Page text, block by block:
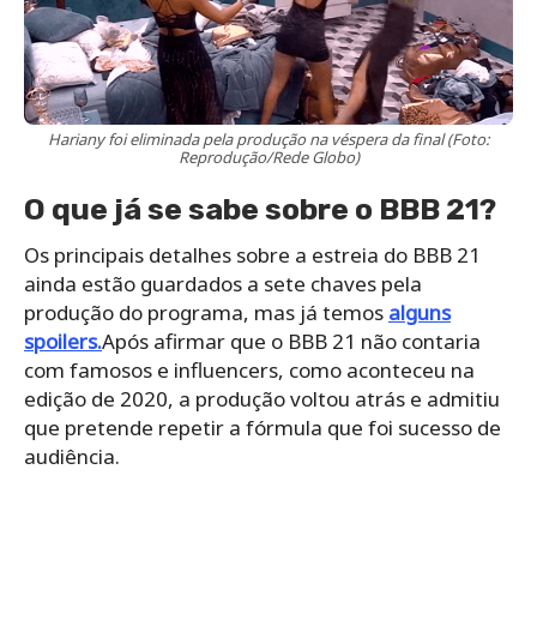
Hariany foi eliminada pela produção na véspera da final (Foto:
Reprodução/Rede Globo)
O que já se sabe sobre o BBB 21?
Os principais detalhes sobre a estreia do BBB 21
ainda estão guardados a sete chaves pela
produção do programa, mas já temos alguns
spoilers.Após afirmar que o BBB 21 não contaria
com famosos e influencers, como aconteceu na
edição de 2020, a produção voltou atrás e admitiu
que pretende repetir a fórmula que foi sucesso de
audiência.